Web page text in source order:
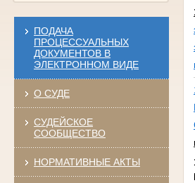
ПОДАЧА
ПРОЦЕССУАЛЬНЫХ
ДОКУМЕНТОВ В
ЭЛЕКТРОННОМ ВИДЕ
О СУДЕ
СУДЕЙСКОЕ
СООБЩЕСТВО
НОРМАТИВНЫЕ АКТЫ